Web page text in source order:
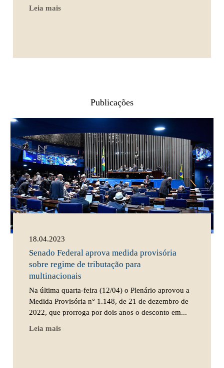
Leia mais
Publicações
18.04.2023
Senado Federal aprova medida provisória
sobre regime de tributação para
multinacionais
Na última quarta-feira (12/04) o Plenário aprovou a
Medida Provisória n° 1.148, de 21 de dezembro de
2022, que prorroga por dois anos o desconto em...
Leia mais